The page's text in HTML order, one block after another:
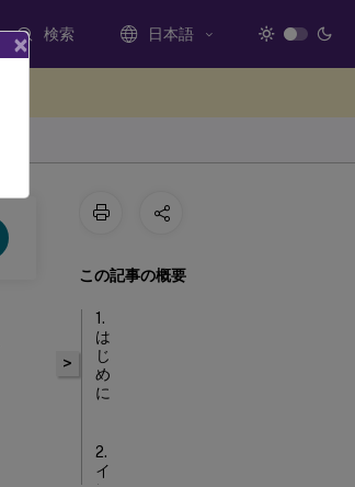
検索 日本語
>
この記事の概要
1.
は
じ
め
に
2.
イ
×